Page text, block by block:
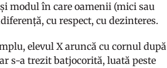
modul în care oamenii (mici sau
cu respect, cu dezinteres.
elevul X aruncă cu cornul după
s-a trezit batjocorită, luată peste